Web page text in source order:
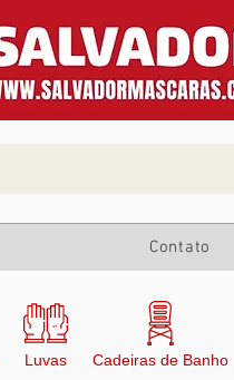
Contato
Luvas Cadeiras de Banho